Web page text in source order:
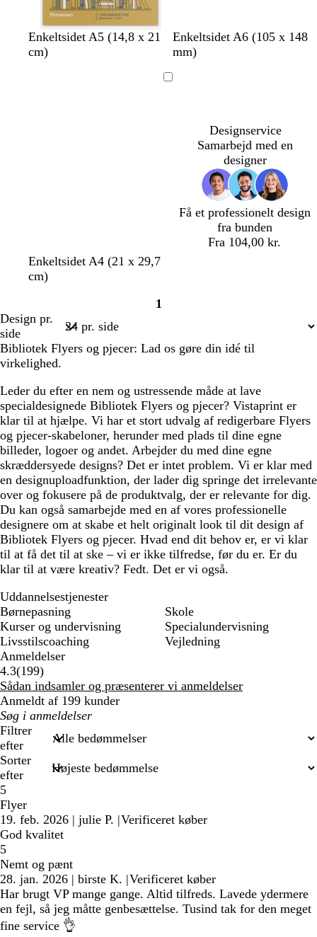
b
r
l
y
l
y
b
e
m
ø
Enkeltsidet A5 (14,8 x 21
cm)
h
v
d
h
v
d
h
v
d
h
v
d
Enkeltsidet A6 (105 x 148
mm)
m
ø
e
l
å
r
ø
m
ø
e
l
å
s
o
v
i
ø
Enkeltsidet A4 (21 x 29,7
cm)
Designservice
Samarbejd med en
designer
Få et professionelt design
fra bunden
Fra 104,00 kr.
Side
1
Design pr.
side
Bibliotek Flyers og pjecer: Lad os gøre din idé til
virkelighed.
Leder du efter en nem og ustressende måde at lave
specialdesignede Bibliotek Flyers og pjecer? Vistaprint er
klar til at hjælpe. Vi har et stort udvalg af redigerbare Flyers
og pjecer-skabeloner, herunder med plads til dine egne
billeder, logoer og andet. Arbejder du med dine egne
skræddersyede designs? Det er intet problem. Vi er klar med
en designuploadfunktion, der lader dig springe det irrelevante
over og fokusere på de produktvalg, der er relevante for dig.
Du kan også samarbejde med en af vores professionelle
designere om at skabe et helt originalt look til dit design af
Bibliotek Flyers og pjecer. Hvad end dit behov er, er vi klar
til at få det til at ske – vi er ikke tilfredse, før du er. Er du
klar til at være kreativ? Fedt. Det er vi også.
Uddannelsestjenester
Børnepasning
Kurser og undervisning
Livsstilscoaching
Skole
Specialundervisning
Vejledning
Anmeldelser
4.3(199199
anmeldelser
)
Sådan indsamler og præsenterer vi anmeldelser
Anmeldt af 199 kunder
Min
søgetekst
Filtrer
efter
Sorter
efter
5
Flyer
19. feb. 2026 | julie P. |Verificeret køber
God kvalitet
5
Nemt og pænt
28. jan. 2026 | birste K. |Verificeret køber
Har brugt VP mange gange. Altid tilfreds. Lavede ydermere
en fejl, så jeg måtte genbesættelse. Tusind tak for den meget
fine service 👌